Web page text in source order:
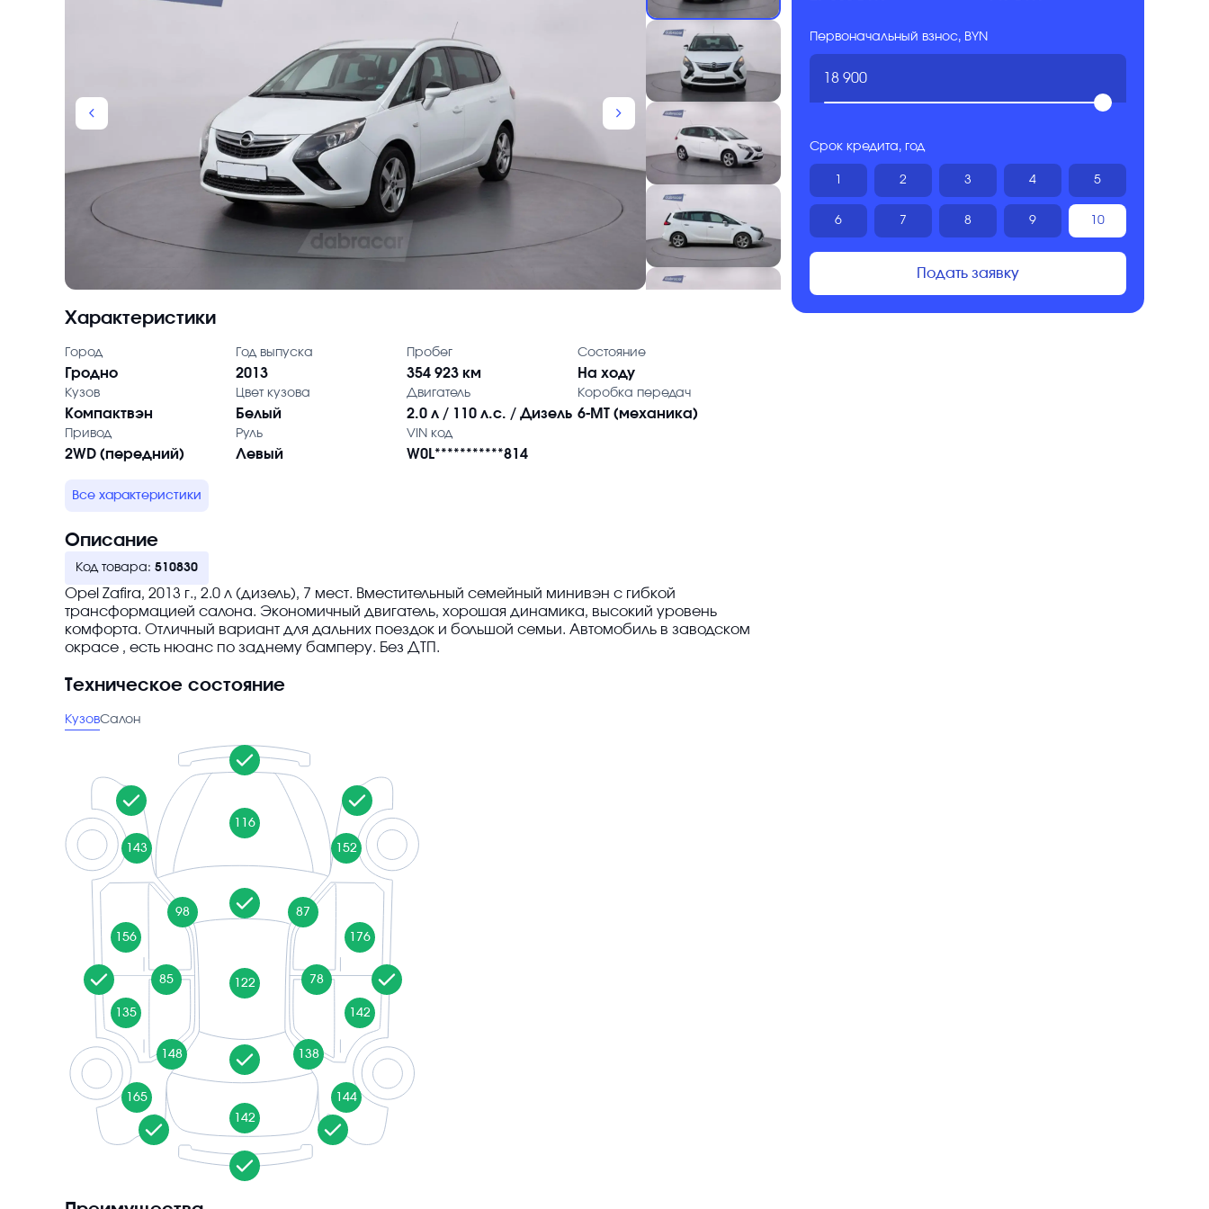
chevron_backward chevron_forward
Характеристики
Город
Гродно
Год выпуска
2013
Пробег
354 923 км
Состояние
На ходу
Кузов
Компактвэн
Цвет кузова
Белый
Двигатель
2.0 л / 110 л.с. / Дизель
Коробка передач
6-MT (механика)
Привод
2WD (передний)
Руль
Левый
VIN код
W0L***********814
Все характеристики
Описание
Код товара: 510830
Opel Zafira, 2013 г., 2.0 л (дизель), 7 мест. Вместительный семейный минивэн с гибкой
трансформацией салона. Экономичный двигатель, хорошая динамика, высокий уровень
комфорта. Отличный вариант для дальних поездок и большой семьи. Автомобиль в заводском
окрасе , есть нюанс по заднему бамперу. Без ДТП.
Техническое состояние
КузовСалон
116
122
142
143
98
156
85
135
148
165
152
87
176
78
142
138
144
Первоначальный взнос, BYN
Срок кредита, год
2 3 4 5
6 7 8 9 10
Подать заявку